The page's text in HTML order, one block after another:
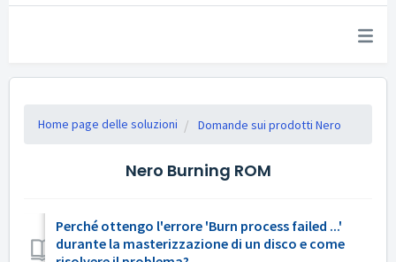
Home page delle soluzioni Domande sui prodotti Nero
Nero Burning ROM
Perché ottengo l'errore 'Burn process failed ...'
durante la masterizzazione di un disco e come